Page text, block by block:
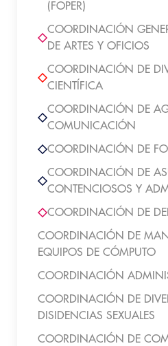
(FOPER)
COORDINACIÓN
DE ARTES Y OFICIOS
COORDINACIÓN DE
CIENTÍFICA
COORDINACIÓN DE
COMUNICACIÓN
COORDINACIÓN DE
COORDINACIÓN DE
CONTENCIOSOS Y
COORDINACIÓN DE
COORDINACIÓN DE
EQUIPOS DE CÓMPUTO
COORDINACIÓN
COORDINACIÓN DE
DISIDENCIAS SEXUALES
COORDINACIÓN DE